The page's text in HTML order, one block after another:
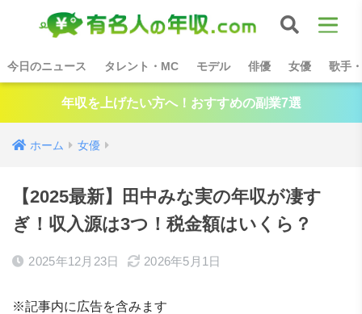
今日のニュース タレント・MC モデル 俳優 女優 歌手
年収を上げたい方へ！おすすめの副業7選
ホーム 女優
【2025最新】田中みな実の年収が凄す
ぎ！収入源は3つ！税金額はいくら？
2025年12月23日 2026年5月1日
※記事内に広告を含みます